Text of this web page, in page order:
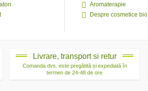
Aromaterapie
Despre cosmetice bio
Livrare, transport si retur
Comanda dvs. este pregătită și expediată în
termen de 24-48 de ore